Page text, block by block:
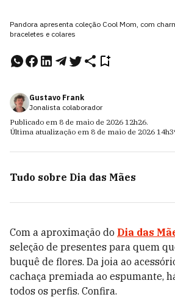
Pandora apresenta coleção Cool Mom, com
braceletes e colares
Gustavo Frank
Jonalista colaborador
Publicado em 8 de maio de 2026 12h26.
Última atualização em 8 de maio de 2026
Tudo sobre Dia das Mães
Com a aproximação do Dia das
seleção de presentes para quem
buquê de flores. Da joia ao
cachaça premiada ao espumante,
todos os perfis. Confira.